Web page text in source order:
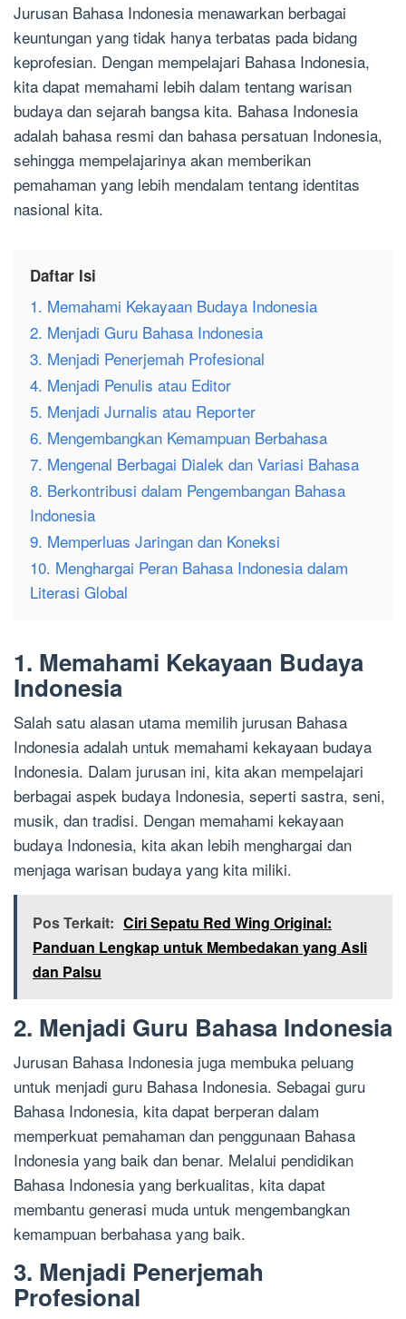
Jurusan Bahasa Indonesia menawarkan berbagai
keuntungan yang tidak hanya terbatas pada bidang
keprofesian. Dengan mempelajari Bahasa Indonesia,
kita dapat memahami lebih dalam tentang warisan
budaya dan sejarah bangsa kita. Bahasa Indonesia
adalah bahasa resmi dan bahasa persatuan Indonesia,
sehingga mempelajarinya akan memberikan
pemahaman yang lebih mendalam tentang identitas
nasional kita.
Daftar Isi
1. Memahami Kekayaan Budaya Indonesia
2. Menjadi Guru Bahasa Indonesia
3. Menjadi Penerjemah Profesional
4. Menjadi Penulis atau Editor
5. Menjadi Jurnalis atau Reporter
6. Mengembangkan Kemampuan Berbahasa
7. Mengenal Berbagai Dialek dan Variasi Bahasa
8. Berkontribusi dalam Pengembangan Bahasa
Indonesia
9. Memperluas Jaringan dan Koneksi
10. Menghargai Peran Bahasa Indonesia dalam
Literasi Global
1. Memahami Kekayaan Budaya
Indonesia
Salah satu alasan utama memilih jurusan Bahasa
Indonesia adalah untuk memahami kekayaan budaya
Indonesia. Dalam jurusan ini, kita akan mempelajari
berbagai aspek budaya Indonesia, seperti sastra, seni,
musik, dan tradisi. Dengan memahami kekayaan
budaya Indonesia, kita akan lebih menghargai dan
menjaga warisan budaya yang kita miliki.
Pos Terkait: Ciri Sepatu Red Wing Original:
Panduan Lengkap untuk Membedakan yang Asli
dan Palsu
2. Menjadi Guru Bahasa Indonesia
Jurusan Bahasa Indonesia juga membuka peluang
untuk menjadi guru Bahasa Indonesia. Sebagai guru
Bahasa Indonesia, kita dapat berperan dalam
memperkuat pemahaman dan penggunaan Bahasa
Indonesia yang baik dan benar. Melalui pendidikan
Bahasa Indonesia yang berkualitas, kita dapat
membantu generasi muda untuk mengembangkan
kemampuan berbahasa yang baik.
3. Menjadi Penerjemah
Profesional